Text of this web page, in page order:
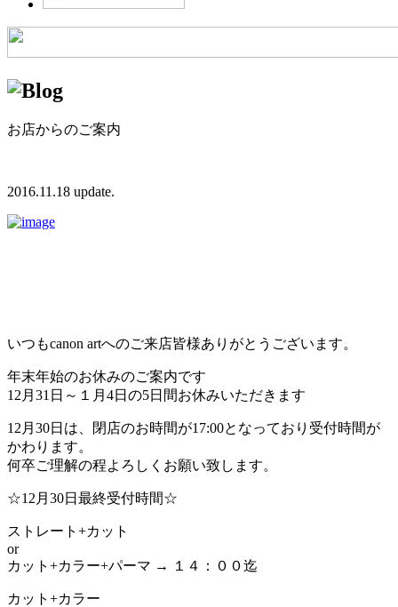
お店からのご案内
2016.11.18 update.
いつもcanon artへのご来店皆様ありがとうございます。
年末年始のお休みのご案内です
12月31日～１月4日の5日間お休みいただきます
12月30日は、閉店のお時間が17:00となっており受付時間が
かわります。
何卒ご理解の程よろしくお願い致します。
☆12月30日最終受付時間☆
ストレート+カット
or
カット+カラー+パーマ → １４：００迄
カット+カラー